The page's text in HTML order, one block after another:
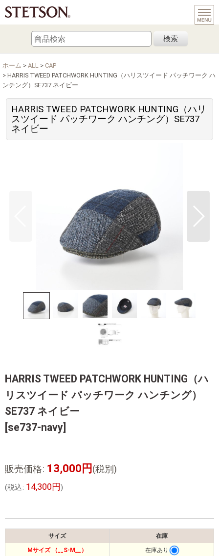
検索
ホーム > ALL > CAP
> HARRIS TWEED PATCHWORK HUNTING（ハリスツイード パッチワーク ハ
ンチング）SE737 ネイビー
HARRIS TWEED PATCHWORK HUNTING（ハリ
スツイード パッチワーク ハンチング）SE737
ネイビー
HARRIS TWEED PATCHWORK HUNTING（ハ
リスツイード パッチワーク ハンチング）
SE737 ネイビー
[se737-navy]
販売価格: 13,000円(税別)
(税込: 14,300円)
サイズ 在庫
Mサイズ （__S-M__） 在庫あり